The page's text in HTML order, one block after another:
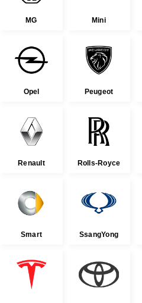
MG Mini
Opel Peugeot
Renault Rolls-Royce
Smart SsangYong